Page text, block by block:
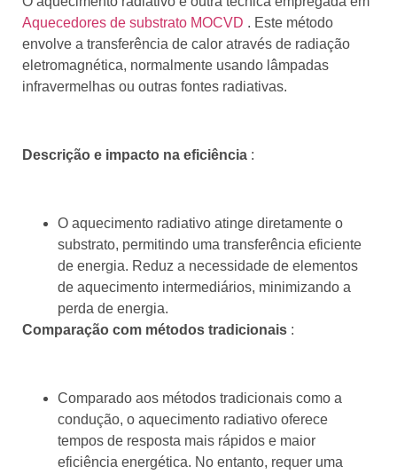
Aquecedores de substrato MOCVD . Este método
envolve a transferência de calor através de radiação
eletromagnética, normalmente usando lâmpadas
infravermelhas ou outras fontes radiativas.
Descrição e impacto na eficiência :
O aquecimento radiativo atinge diretamente o
substrato, permitindo uma transferência eficiente
de energia. Reduz a necessidade de elementos
de aquecimento intermediários, minimizando a
perda de energia.
Comparação com métodos tradicionais :
Comparado aos métodos tradicionais como a
condução, o aquecimento radiativo oferece
tempos de resposta mais rápidos e maior
eficiência energética. No entanto, requer uma